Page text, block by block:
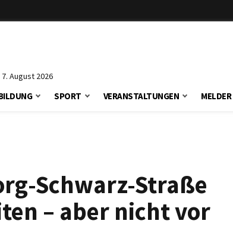
August 2026
SPORT VERANSTALTUNGEN MELDER
Schwarz-Straße
– aber nicht vor